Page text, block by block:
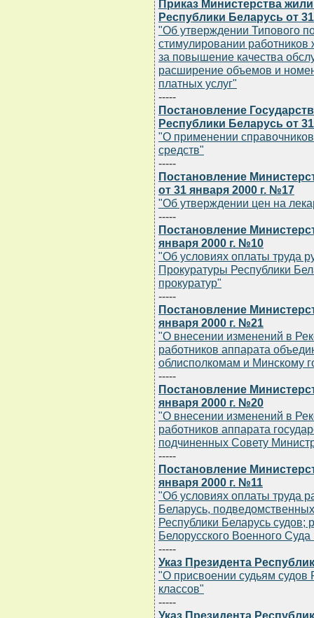
Приказ Министерства
Республики Беларусь от
"Об утверждении Типового
стимулировании
за повышение качества
расширение объемов и
платных услуг"
-----
Постановление
Республики Беларусь от
"О применении
средств"
-----
Постановление
от 31 января 2000 г. №17
"Об утверждении цен на
-----
Постановление
января 2000 г. №10
"Об условиях оплаты труда
Прокуратуры Республики
прокуратур"
-----
Постановление
января 2000 г. №21
"О внесении изменений в
работников аппарата
облисполкомам и Минскому
-----
Постановление
января 2000 г. №20
"О внесении изменений в
работников аппарата
подчиненных Совету
-----
Постановление
января 2000 г. №11
"Об условиях оплаты труда
Беларусь,
Республики Беларусь
Белорусского Военного
-----
Указ Президента
"О присвоении судьям судов
классов"
-----
Указ Президента